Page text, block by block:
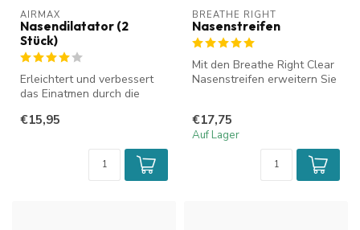
AIRMAX
Nasendilatator (2
Stück)
Erleichtert und verbessert
das Einatmen durch die
Luftzirku...
€15,95
BREATHE RIGHT
Nasenstreifen
Mit den Breathe Right Clear
Nasenstreifen erweitern Sie
€17,75
Auf Lager